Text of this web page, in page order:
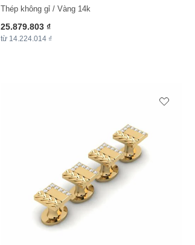
Thép không gỉ / Vàng 14k
25.879.803 ₫
từ 14.224.014 ₫